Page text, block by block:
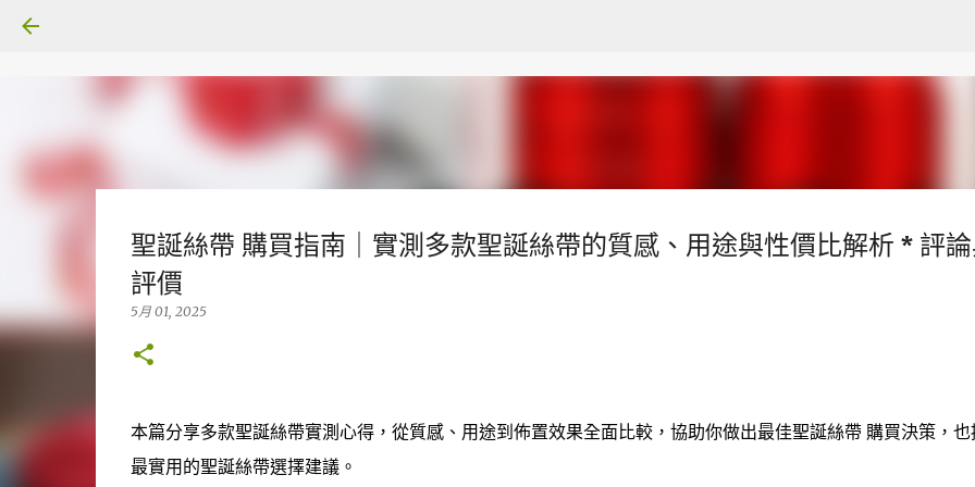
聖誕絲帶 購買指南｜實測多款聖誕絲帶的質感、用途與性價比解析 * 評
評價
5月 01, 2025
本篇分享多款聖誕絲帶實測心得，從質感、用途到佈置效果全面比較，協助你做出最佳聖誕絲帶 購買決策，也
最實用的聖誕絲帶選擇建議。